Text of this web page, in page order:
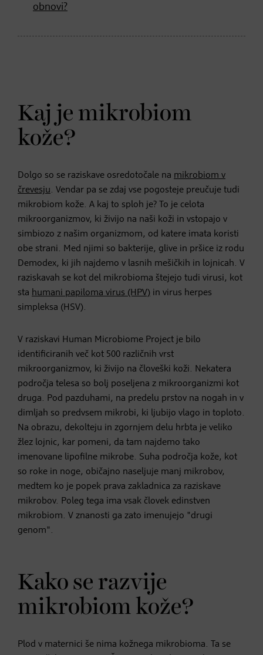
obnovi?
Kaj je mikrobiom
kože?
Dolgo so se raziskave osredotočale na mikrobiom v
črevesju. Vendar pa se zdaj vse pogosteje preučuje tudi
mikrobiom kože. A kaj to sploh je? To je celota
mikroorganizmov, ki živijo na naši koži in vstopajo v
simbiozo z našim organizmom, od katere imata koristi
obe strani. Med njimi so bakterije, glive in pršice iz rodu
Demodex, ki jih najdemo v lasnih mešičkih in lojnicah. V
raziskavah se kot del mikrobioma štejejo tudi virusi, kot
sta humani papiloma virus (HPV) in virus herpes
simpleksa (HSV).
V raziskavi Human Microbiome Project je bilo
identificiranih več kot 500 različnih vrst
mikroorganizmov, ki živijo na človeški koži. Nekatera
področja telesa so bolj poseljena z mikroorganizmi kot
druga. Pod pazduhami, na predelu prstov na nogah in v
dimljah so predvsem mikrobi, ki ljubijo vlago in toploto.
Na obrazu, dekolteju in zgornjem delu hrbta je veliko
žlez lojnic, kar pomeni, da tam najdemo tako
imenovane lipofilne mikrobe. Suha področja kože, kot
so roke in noge, običajno naseljuje manj mikrobov,
medtem ko je popek prava zakladnica za raziskave
mikrobov. Poleg tega ima vsak človek edinstven
mikrobiom. V znanosti ga zato imenujejo "drugi
genom".
Kako se razvije
mikrobiom kože?
Plod v maternici še nima kožnega mikrobioma. Ta se